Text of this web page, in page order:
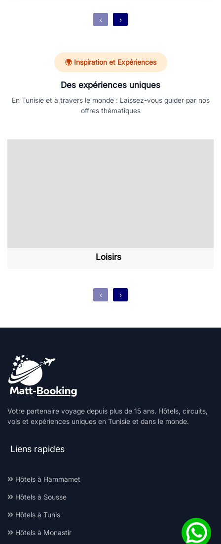
‹ ›
🌍 Inspiration et Expériences
Des expériences uniques
En Tunisie et à travers le monde : Laissez-vous guider par nos
offres thématiques
Loisirs
‹ ›
Votre partenaire voyage depuis plus de 15 ans. Hôtels, circuits,
vols et expériences uniques en Tunisie et dans le monde.
Liens rapides
Hôtels à Hammamet
Hôtels à Sousse
Hôtels à Tunis
Hôtels à Monastir